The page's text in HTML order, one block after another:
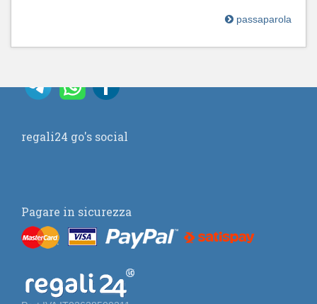
passaparola
regali24 go's social
Pagare in sicurezza